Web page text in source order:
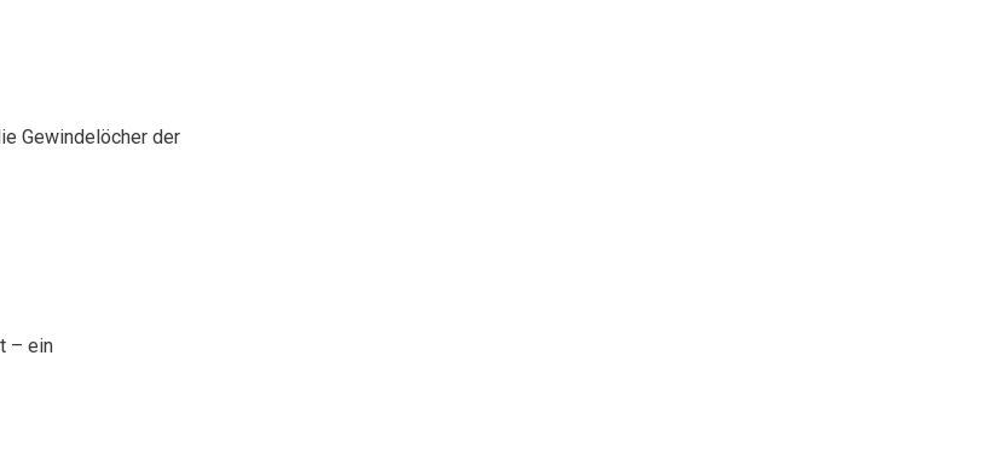
Gewindelöcher der
– ein